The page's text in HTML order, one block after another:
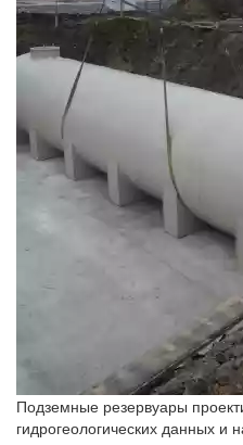
Подземные резервуары
гидрогеологических данных и